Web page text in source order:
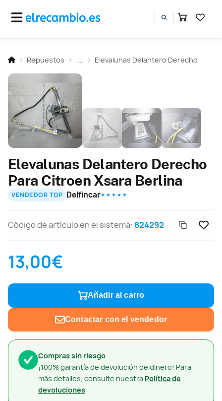
Repuestos Elevalunas Delantero Derecho
Compras sin riesgo
¡100% garantía de devolución de dinero! Para
más detalles, consulte nuestra Política de
devoluciones
Elevalunas Delantero Derecho
Para Citroen Xsara Berlina
VENDEDOR TOP Delfincar★ ★ ★ ★ ★
Código de artículo en el sistema: 824292
13,00€
Añadir al carro
Contactar con el vendedor